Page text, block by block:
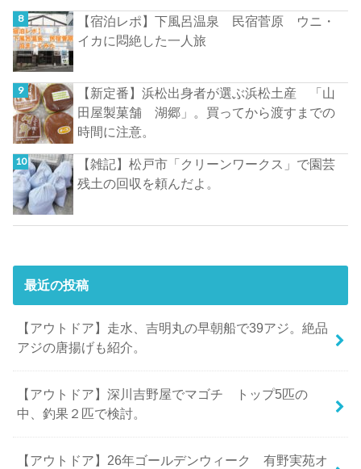
【宿泊レポ】下風呂温泉 民宿菅原 ウニ・
イカに悶絶した一人旅
【新定番】浜松出身者が選ぶ浜松土産 「山
田屋製菓舗 湖郷」。買ってから渡すまでの
時間に注意。
【雑記】松戸市「クリーンワークス」で園芸
残土の回収を頼んだよ。
最近の投稿
【アウトドア】走水、吉明丸の早朝船で39アジ。絶品
アジの唐揚げも紹介。
【アウトドア】深川吉野屋でマゴチ トップ5匹の
中、釣果２匹で検討。
【アウトドア】26年ゴールデンウィーク 有野実苑オ